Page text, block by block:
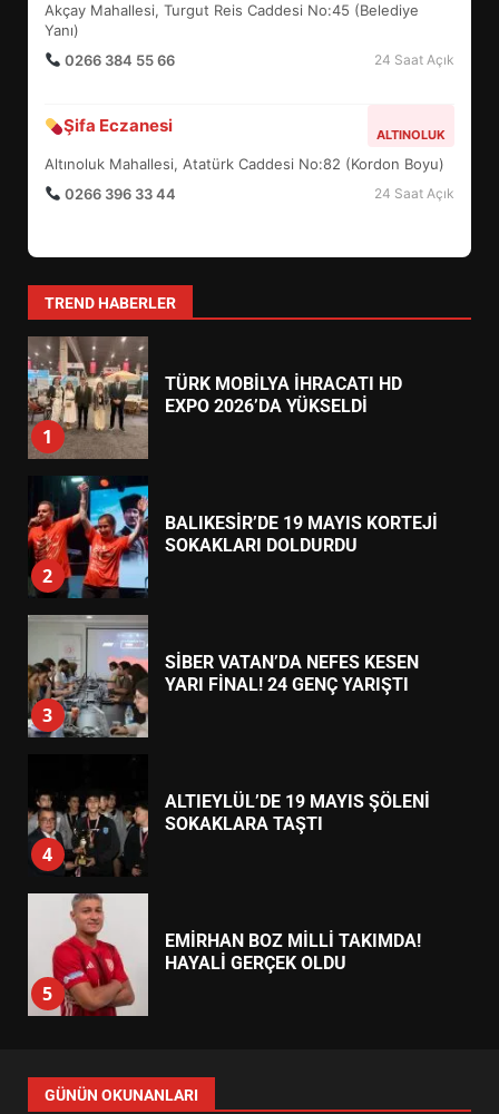
Akçay Mahallesi, Turgut Reis Caddesi No:45 (Belediye
Yanı)
0266 384 55 66
24 Saat Açık
Şifa Eczanesi ALTINOLUK
Altınoluk Mahallesi, Atatürk Caddesi No:82 (Kordon Boyu)
0266 396 33 44
24 Saat Açık
TREND HABERLER
5
6
MEYDANLARA TAŞTI
7
SEFERBERLİĞİ: TÜM İLÇE
1
TÜRK MOBİLYA İHRACATI HD
EXPO 2026’DA YÜKSELDİ
2
BALIKESİR’DE 19 MAYIS KORTEJİ
SOKAKLARI DOLDURDU
3
SİBER VATAN’DA NEFES KESEN
YARI FİNAL! 24 GENÇ YARIŞTI
4
ALTIEYLÜL’DE 19 MAYIS ŞÖLENİ
SOKAKLARA TAŞTI
5
EMİRHAN BOZ MİLLİ TAKIMDA!
HAYALİ GERÇEK OLDU
EDREMİT’TE 19 MAYIS COŞKUSU
MEYDANLARA TAŞTI
GÜNÜN OKUNANLARI